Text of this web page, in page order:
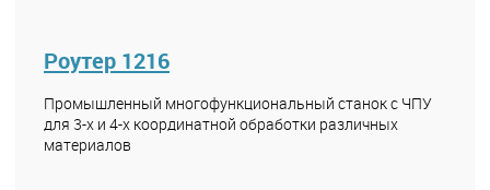
Роутер 1216
Промышленный многофункциональный станок с ЧПУ
для 3-х и 4-х координатной обработки различных
материалов